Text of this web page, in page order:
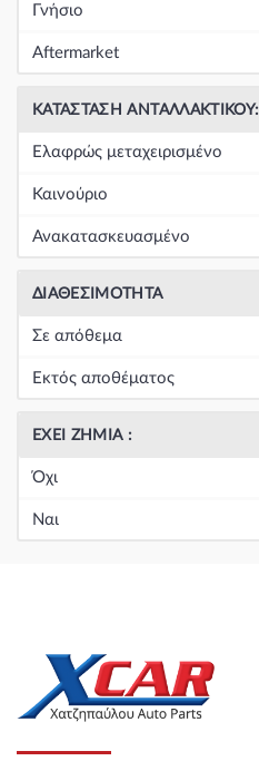
Γνήσιο
Aftermarket
ΚΑΤΆΣΤΑΣΗ ΑΝΤΑΛΛΑΚΤΙΚΟΎ:
Ελαφρώς μεταχειρισμένο
Καινούριο
Ανακατασκευασμένο
ΔΙΑΘΕΣΙΜΌΤΗΤΑ
Σε απόθεμα
Εκτός αποθέματος
ΈΧΕΙ ΖΗΜΙΆ :
Όχι
Ναι